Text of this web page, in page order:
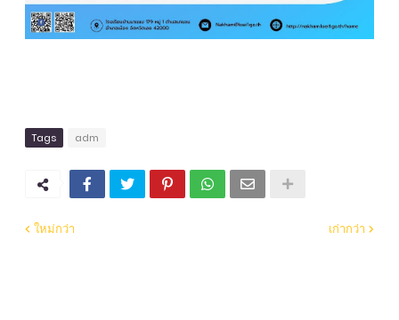
Tags adm
ใหม่กว่า เก่ากว่า